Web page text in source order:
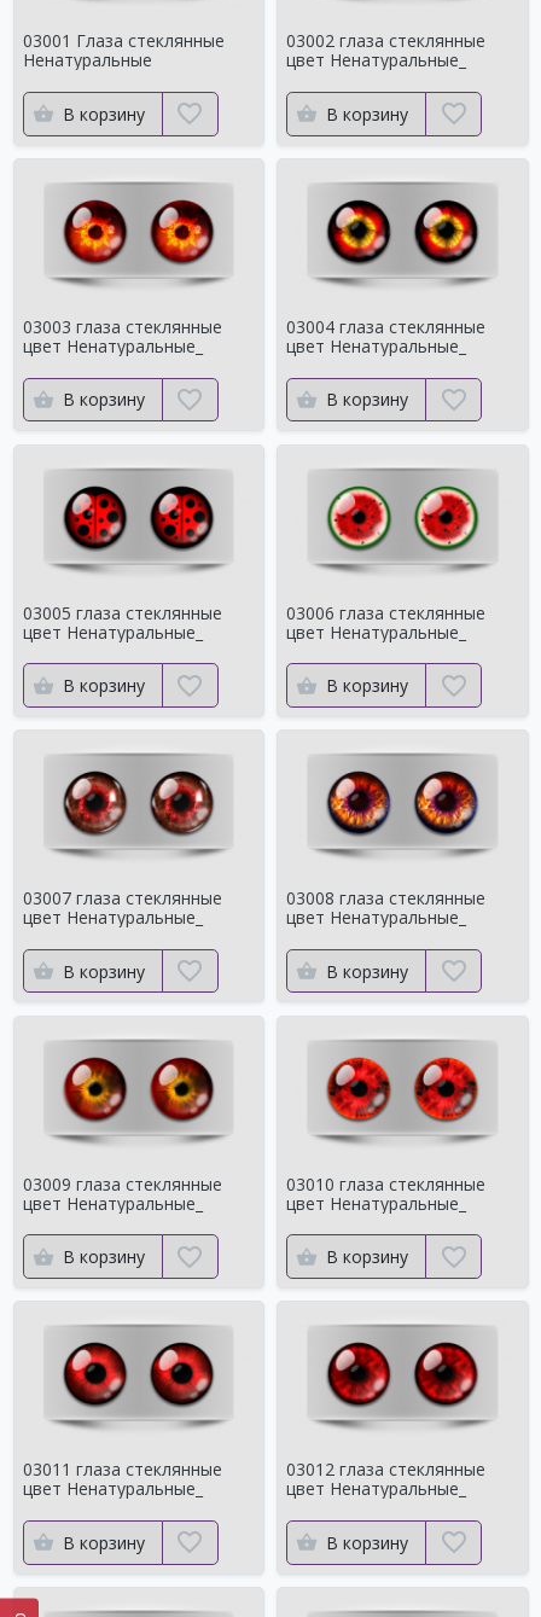
03001 Глаза стеклянные
Ненатуральные
В корзину
03002 глаза стеклянные
цвет Ненатуральные_
В корзину
03003 глаза стеклянные
цвет Ненатуральные_
В корзину
03004 глаза стеклянные
цвет Ненатуральные_
В корзину
03005 глаза стеклянные
цвет Ненатуральные_
В корзину
03006 глаза стеклянные
цвет Ненатуральные_
В корзину
03007 глаза стеклянные
цвет Ненатуральные_
В корзину
03008 глаза стеклянные
цвет Ненатуральные_
В корзину
03009 глаза стеклянные
цвет Ненатуральные_
В корзину
03010 глаза стеклянные
цвет Ненатуральные_
В корзину
03011 глаза стеклянные
цвет Ненатуральные_
В корзину
03012 глаза стеклянные
цвет Ненатуральные_
В корзину